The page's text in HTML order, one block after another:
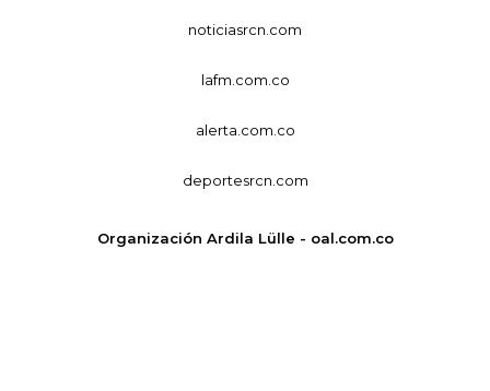
noticiasrcn.com
lafm.com.co
alerta.com.co
deportesrcn.com
Organización Ardila Lülle - oal.com.co